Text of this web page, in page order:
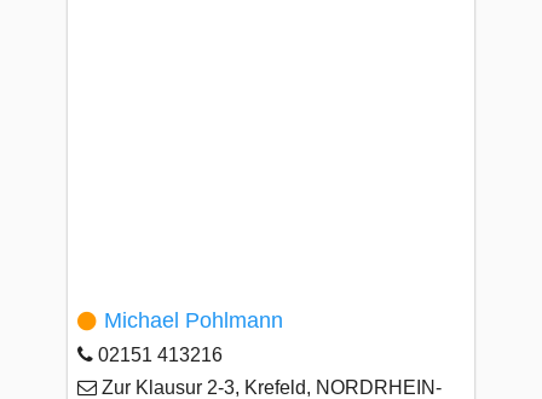
Michael Pohlmann
02151 413216
Zur Klausur 2-3, Krefeld, NORDRHEIN-